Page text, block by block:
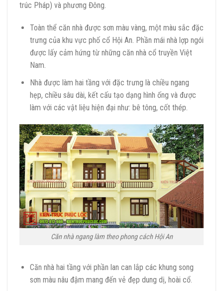
trúc Pháp) và phương Đông.
Toàn thể căn nhà được sơn màu vàng, một màu sắc đặc
trưng của khu vực phố cổ Hội An. Phần mái nhà lợp ngói
được lấy cảm hứng từ những căn nhà cổ truyền Việt
Nam.
Nhà được làm hai tầng với đặc trưng là chiều ngang
hẹp, chiều sâu dài, kết cấu tạo dạng hình ống và được
làm với các vật liệu hiện đại như: bê tông, cốt thép.
Căn nhà ngang làm theo phong cách Hội An
Căn nhà hai tầng với phần lan can lắp các khung song
sơn màu nâu đậm mang đến vẻ đẹp dung dị, hoài cổ.